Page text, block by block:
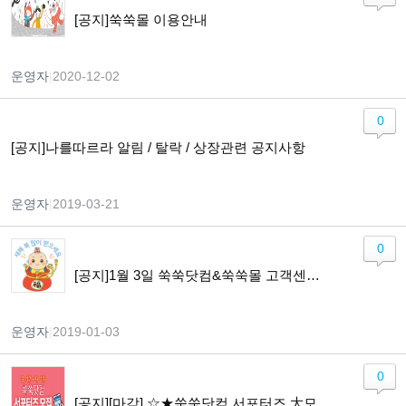
[공지]쑥쑥몰 이용안내
운영자 2020-12-02
[공지]나를따르라 알림 / 탈락 / 상장관련 공지사항
운영자 2019-03-21
0
[공지]1월 3일 쑥쑥닷컴&쑥쑥몰 고객센터 운영 안내
운영자 2019-01-03
0
0